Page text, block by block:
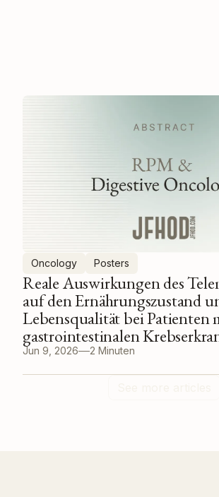
Oncology Posters
Reale Auswirkungen des
auf den Ernährungszustand
Lebensqualität bei Patienten
gastrointestinalen
Jun 9, 2026 2 Minuten